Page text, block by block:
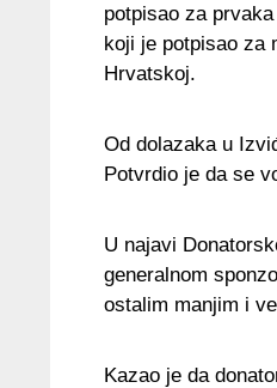
potpisao za
koji je potpisao za
Hrvatskoj.
Od dolazaka u
Potvrdio je da se
U najavi
generalnom
ostalim manjim i
Kazao je da